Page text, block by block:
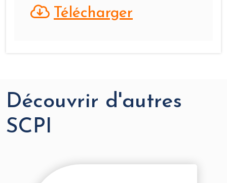
Télécharger
Découvrir d'autres
SCPI